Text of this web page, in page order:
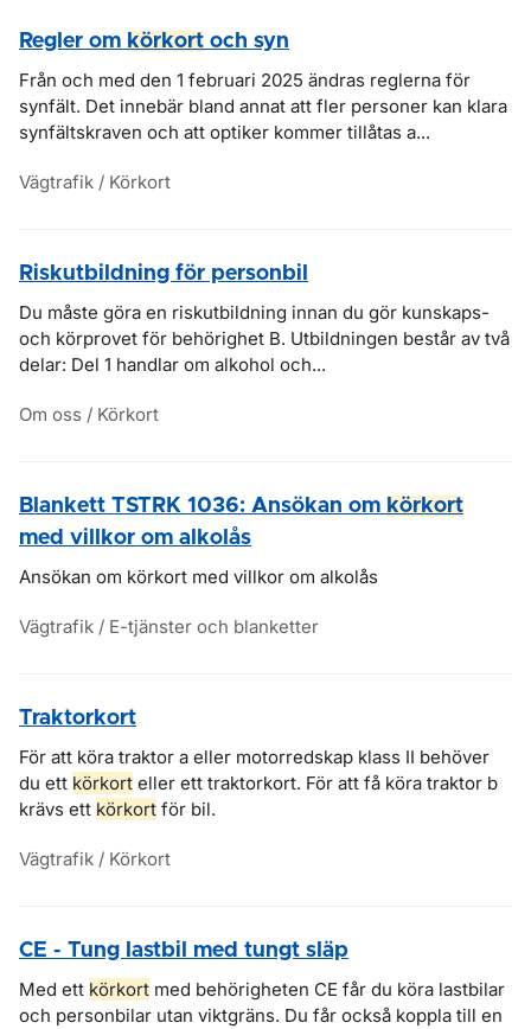
Regler om körkort och syn
Från och med den 1 februari 2025 ändras reglerna för
synfält. Det innebär bland annat att fler personer kan klara
synfältskraven och att optiker kommer tillåtas a...
Vägtrafik / Körkort
Riskutbildning för personbil
Du måste göra en riskutbildning innan du gör kunskaps-
och körprovet för behörighet B. Utbildningen består av två
delar: Del 1 handlar om alkohol och...
Om oss / Körkort
Blankett TSTRK 1036: Ansökan om körkort
med villkor om alkolås
Ansökan om körkort med villkor om alkolås
Vägtrafik / E-tjänster och blanketter
Traktorkort
För att köra traktor a eller motorredskap klass II behöver
du ett körkort eller ett traktorkort. För att få köra traktor b
krävs ett körkort för bil.
Vägtrafik / Körkort
CE - Tung lastbil med tungt släp
Med ett körkort med behörigheten CE får du köra lastbilar
och personbilar utan viktgräns. Du får också koppla till en